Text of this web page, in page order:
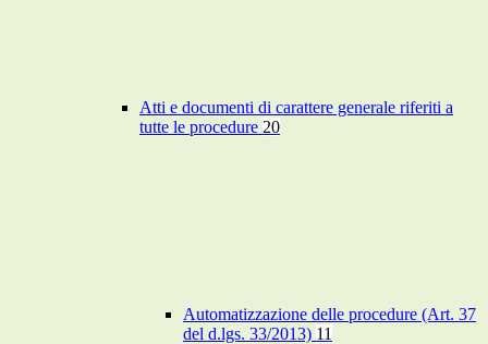
Atti e documenti di carattere generale riferiti a
tutte le procedure 20
Automatizzazione delle procedure (Art. 37
del d.lgs. 33/2013) 11